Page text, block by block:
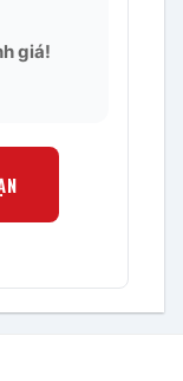
giá!